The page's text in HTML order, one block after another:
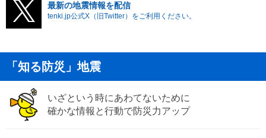
最新の地震情報を配信
tenki.jp公式X（旧Twitter）をご利用ください。
「知る防災」地震
いざという時にあわてないために
確かな情報と行動で防災力アップ